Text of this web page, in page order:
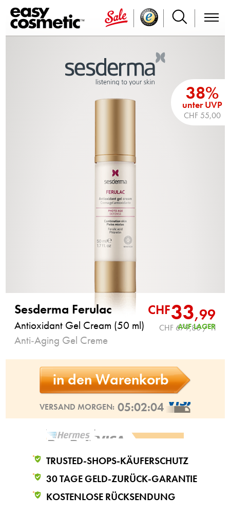
38%
unter UVP
CHF 55,00
Sesderma Ferulac
Antioxidant Gel Cream (50 ml) AUF LAGER
Anti-Aging Gel Creme
CHF33,99
CHF 679,80 / 1l
in den Warenkorb
VERSAND MORGEN: 05:02:03
TRUSTED-SHOPS-KÄUFERSCHUTZ
30 TAGE GELD-ZURÜCK-GARANTIE
KOSTENLOSE RÜCKSENDUNG